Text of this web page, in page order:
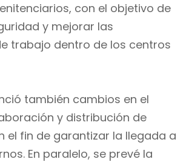
con el objetivo de
y mejorar las
trabajo dentro de los centros
también cambios en el
y distribución de
el fin de garantizar la llegada a
En paralelo, se prevé la